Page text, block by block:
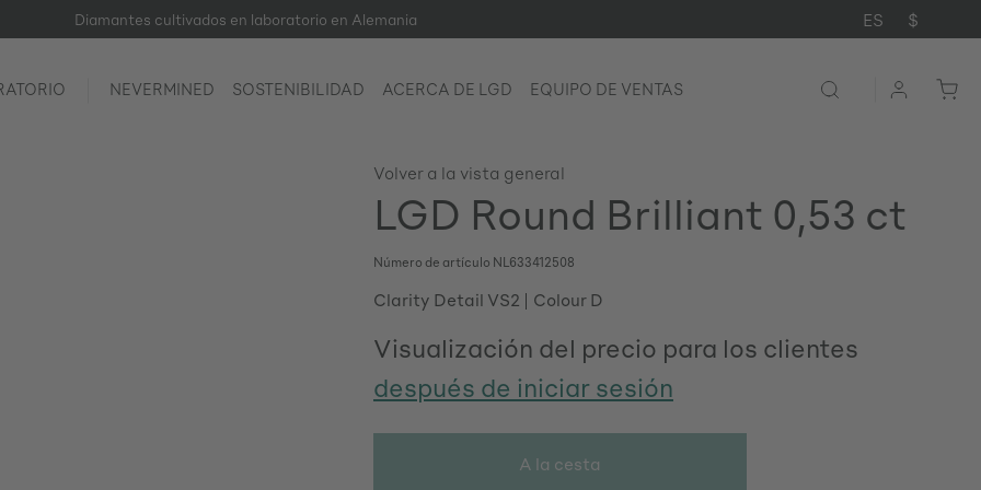
Diamantes cultivados en laboratorio en Alemania ES $
NEVERMINED SOSTENIBILIDAD ACERCA DE LGD EQUIPO DE VENTAS
Volver a la vista general
LGD Round Brilliant 0,53 ct
Número de artículo NL633412508
Clarity Detail VS2 Colour D
Visualización del precio para los clientes
después de iniciar sesión
A la cesta